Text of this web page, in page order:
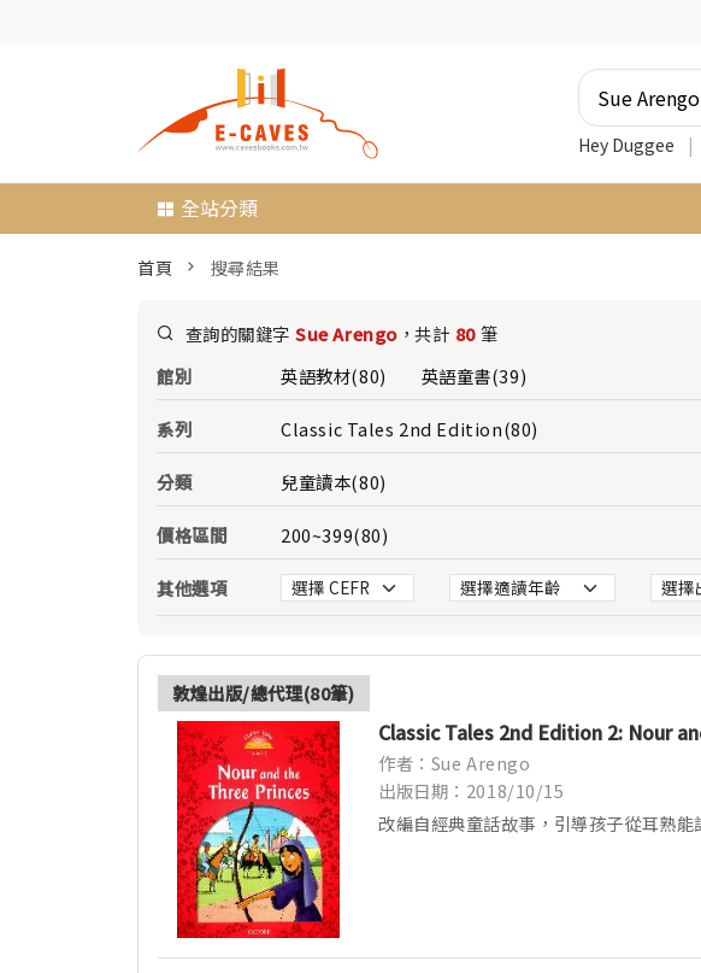
Hey Duggee |
全站分類
首頁 搜尋結果
查詢的關鍵字 Sue Arengo，共計 80 筆
館別
英語教材(80) 英語童書(39)
系列 Classic Tales 2nd Edition(80)
分類 兒童讀本(80)
價格區間 200~399(80)
其他選項
敦煌出版/總代理(80筆)
Classic Tales 2nd Edition 2: Nour
作者：Sue Arengo
出版日期：2018/10/15
改編自經典童話故事，引導孩子從耳熟